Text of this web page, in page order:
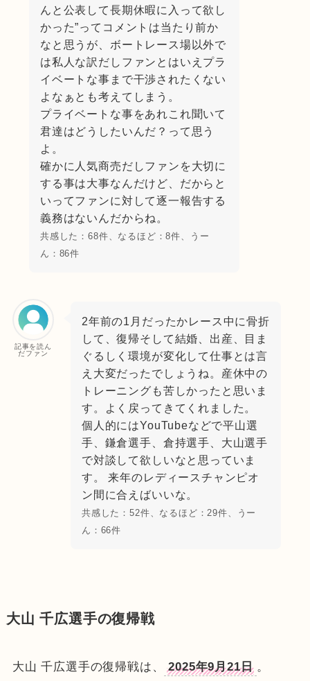
んと公表して長期休暇に入って欲し
かった”ってコメントは当たり前か
なと思うが、ボートレース場以外で
は私人な訳だしファンとはいえプラ
イベートな事まで干渉されたくない
よなぁとも考えてしまう。
プライベートな事をあれこれ聞いて
君達はどうしたいんだ？って思う
よ。
確かに人気商売だしファンを大切に
する事は大事なんだけど、だからと
いってファンに対して逐一報告する
義務はないんだからね。
共感した：68件、なるほど：8件、うー
ん：86件
記事を読ん
だファン
2年前の1月だったかレース中に骨折
して、復帰そして結婚、出産、目ま
ぐるしく環境が変化して仕事とは言
え大変だったでしょうね。産休中の
トレーニングも苦しかったと思いま
す。よく戻ってきてくれました。
個人的にはYouTubeなどで平山選
手、鎌倉選手、倉持選手、大山選手
で対談して欲しいなと思っていま
す。 来年のレディースチャンピオ
ン間に合えばいいな。
共感した：52件、なるほど：29件、うー
ん：66件
大山 千広選手の復帰戦
大山 千広選手の復帰戦は、 2025年9月21日 。